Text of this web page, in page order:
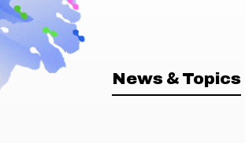
News & Topics